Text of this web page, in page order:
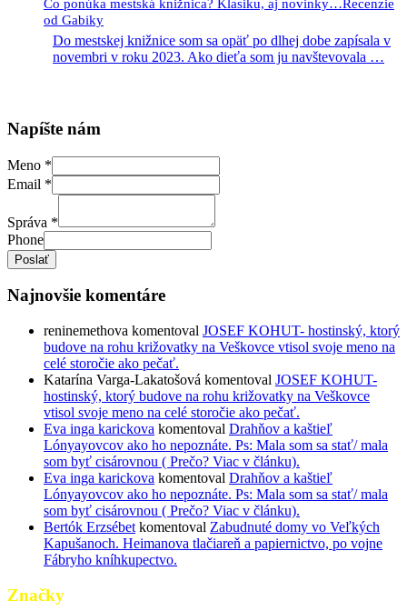
Čo ponúka mestská knižnica? Klasiku, aj novinky…Recenzie
od Gabiky
Do mestskej knižnice som sa opäť po dlhej dobe zapísala v
novembri v roku 2023. Ako dieťa som ju navštevovala …
Napíšte nám
Meno *
Email *
Správa *
Phone
Poslať
Najnovšie komentáre
reninemethova komentoval JOSEF KOHUT- hostinský, ktorý
budove na rohu križovatky na Veškovce vtisol svoje meno na
celé storočie ako pečať.
Katarína Varga-Lakatošová komentoval JOSEF KOHUT-
hostinský, ktorý budove na rohu križovatky na Veškovce
vtisol svoje meno na celé storočie ako pečať.
Eva inga karickova komentoval Drahňov a kaštieľ
Lónyayovcov ako ho nepoznáte. Ps: Mala som sa stať/ mala
som byť cisárovnou ( Prečo? Viac v článku).
Eva inga karickova komentoval Drahňov a kaštieľ
Lónyayovcov ako ho nepoznáte. Ps: Mala som sa stať/ mala
som byť cisárovnou ( Prečo? Viac v článku).
Bertók Erzsébet komentoval Zabudnuté domy vo Veľkých
Kapušanoch. Heimanova tlačiareň a papiernictvo, po vojne
Fábryho kníhkupectvo.
Značky